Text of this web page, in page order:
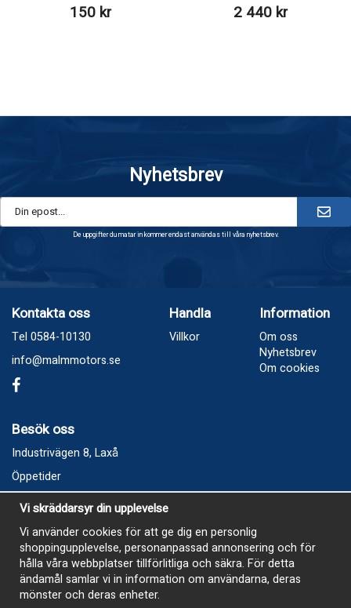
150 kr 2 440 kr
Nyhetsbrev
De uppgifter du matar in kommer endast användas till våra nyhetsbrev.
Kontakta oss
Tel 0584-10130
info@malmmotors.se
Handla
Villkor
Information
Om oss
Nyhetsbrev
Om cookies
Besök oss
Industrivägen 8, Laxå
Öppetider
Vecka 32
Måndag kl 9-12, kl 13 - 15
Onsdag kl 9-12, kl 13 - 15
Tisdag, Tordag och Fredag stängt
E-Handelsbutiken är öppen och paket skickas hela
sommaren
Vi skräddarsyr din upplevelse
Vi använder cookies för att ge dig en personlig
shoppingupplevelse, personanpassad annonsering och för
hålla våra webbplatser tillförlitliga och säkra. För detta
ändamål samlar vi in information om användarna, deras
mönster och deras enheter.